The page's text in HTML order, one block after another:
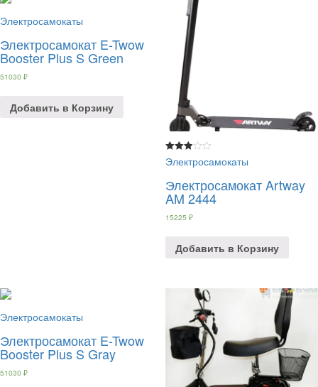
Электросамокаты
Электросамокат E-Twow
Booster Plus S Green
51030 ₽
Добавить в Корзину
Rated
2.94
Электросамокаты
Электросамокат Artway
AM 2444
15225 ₽
Добавить в Корзину
Электросамокаты
Электросамокат E-Twow
Booster Plus S Gray
51030 ₽